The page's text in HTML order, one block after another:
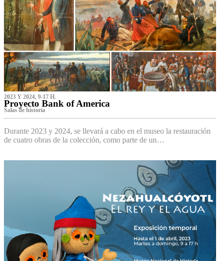
2023 Y 2024, 9-17 H.
Proyecto Bank of America
S‌alas de historia
Durante 2023 y 2024, se llevará a cabo en el museo la restauración
de cuatro obras de la colección, como parte de un…